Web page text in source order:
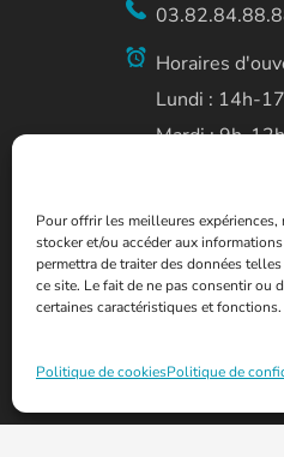
Pour offrir les meilleures
stocker et/ou accéder aux
permettra de traiter des données
ce site. Le fait de ne pas consentir ou
certaines caractéristiques et fonctions.
Politique de cookiesPolitique de
Horaires
Lundi : 14h-
Mardi : 9h-
Jeudi : 9h-
17h30
Vendredi : 9h-